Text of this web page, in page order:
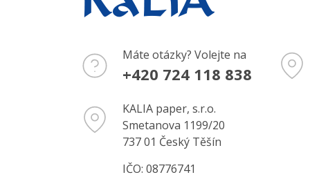
Máte otázky? Volejte na
+420 724 118 838
KALIA paper, s.r.o.
Smetanova 1199/20
737 01 Český Těšín
IČO: 08776741